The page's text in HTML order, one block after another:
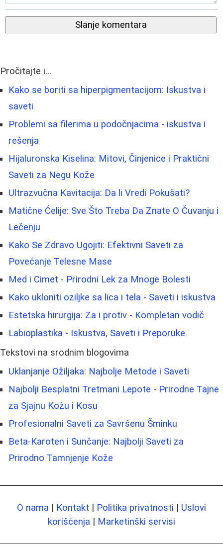
Slanje komentara
Pročitajte i...
Kako se boriti sa hiperpigmentacijom: Iskustva i
saveti
Problemi sa filerima u podočnjacima - iskustva i
rešenja
Hijaluronska Kiselina: Mitovi, Činjenice i Praktični
Saveti za Negu Kože
Ultrazvučna Kavitacija: Da li Vredi Pokušati?
Matične Ćelije: Sve Što Treba Da Znate O Čuvanju i
Lečenju
Kako Se Zdravo Ugojiti: Efektivni Saveti za
Povećanje Telesne Mase
Med i Cimet - Prirodni Lek za Mnoge Bolesti
Kako ukloniti oziljke sa lica i tela - Saveti i iskustva
Estetska hirurgija: Za i protiv - Kompletan vodič
Labioplastika - Iskustva, Saveti i Preporuke
Tekstovi na srodnim blogovima
Uklanjanje Ožiljaka: Najbolje Metode i Saveti
Najbolji Besplatni Tretmani Lepote - Prirodne Tajne
za Sjajnu Kožu i Kosu
Profesionalni Saveti za Savršenu Šminku
Beta-Karoten i Sunčanje: Najbolji Saveti za
Prirodno Tamnjenje Kože
O nama | Kontakt | Politika privatnosti | Uslovi
korišćenja | Marketinški servisi